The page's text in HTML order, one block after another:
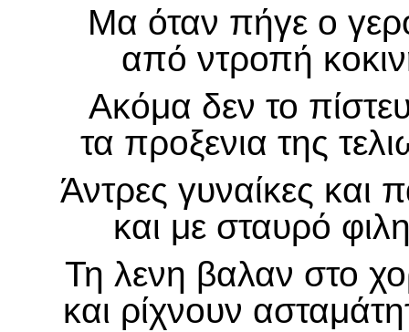
Μα όταν πήγε ο
από ντροπή
Ακόμα δεν το
τα προξενια της
Άντρες γυναίκες και
και με σταυρό
Τη λενη βαλαν στο
και ρίχνουν